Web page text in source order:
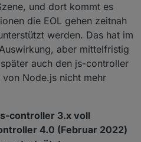
und dort kommt es
die EOL gehen zeitnah
werden. Das hat im
aber mittelfristig
auch den js-controller
von Node.js nicht mehr
controller 3.x voll
4.0 (Februar 2022)